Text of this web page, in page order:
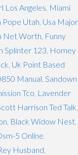
Los Angeles Miami
Pope Utah Usa Major
Net Worth Funny
Splinter 123 Homey
Uk Point Based
Manual Sandown
Tco Lavender
Harrison Ted Talk
Black Widow Nest
5 Online
Husband